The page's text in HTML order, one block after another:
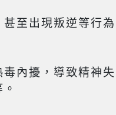
至出現叛逆等行為
內擾，導致精神